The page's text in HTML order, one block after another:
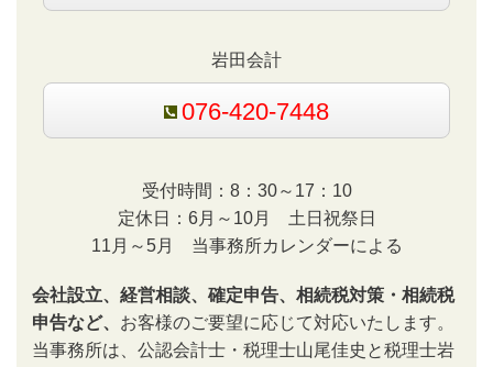
岩田会計
076-420-7448
受付時間：8：30～17：10
定休日：6月～10月 土日祝祭日
11月～5月 当事務所カレンダーによる
会社設立、経営相談、確定申告、相続税対策・相続税
申告など、 お客様のご要望に応じて対応いたします。
当事務所は、公認会計士・税理士山尾佳史と税理士岩